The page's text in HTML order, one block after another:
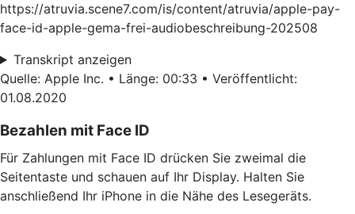
https://atruvia.scene7.com/is/content/atruvia/apple-pay-
face-id-apple-gema-frei-audiobeschreibung-202508
Transkript anzeigen
Quelle: Apple Inc. • Länge: 00:33 • Veröffentlicht:
01.08.2020
Bezahlen mit Face ID
Für Zahlungen mit Face ID drücken Sie zweimal die
Seitentaste und schauen auf Ihr Display. Halten Sie
anschließend Ihr iPhone in die Nähe des Lesegeräts.